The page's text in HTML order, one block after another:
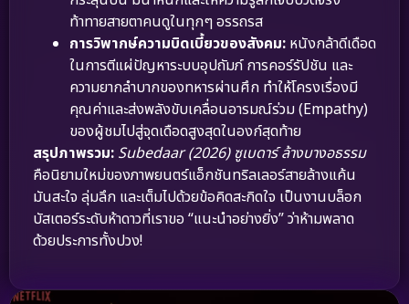
ท้าทายสายตาคนดูในทุกๆ อรรถรส
การวิพากษ์ความบิดเบี้ยวของสังคม: หนังกล้าดีเดือด
ในการตีแผ่ปัญหาระบบอุปถัมภ์ การคอร์รัปชัน และ
ความยากลำบากของทหารผ่านศึก ทำให้โครงเรื่องมี
คุณค่าและส่งพลังขับเคลื่อนอารมณ์ร่วม (Empathy)
ของผู้ชมไปสู่จุดเดือดสูงสุดในองก์สุดท้าย
สรุปภาพรวม: Subedaar (2026) ซูเบดาร์ ล้างบางอธรรม
คือนิยามใหม่ของภาพยนตร์แอ็กชันทริลเลอร์สายล้างแค้น
มันสะใจ ลุ่มลึก และเต็มไปด้วยข้อคิดสะกิดใจ เป็นงานบล็อก
บัสเตอร์ระดับห้าดาวที่เราขอ “แนะนำอย่างยิ่ง” ว่าห้ามพลาด
ด้วยประการทั้งปวง!